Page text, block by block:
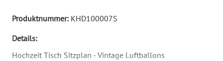
Produktnummer: KHD100007S
Details:
Hochzeit Tisch Sitzplan - Vintage Luftballons